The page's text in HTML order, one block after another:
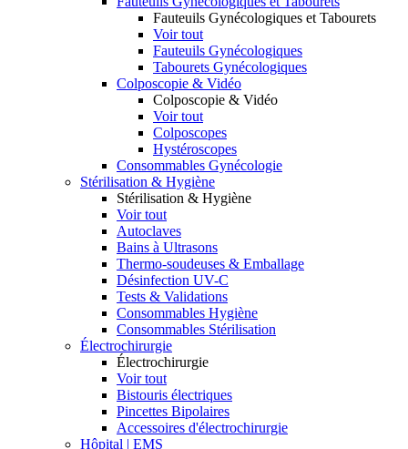
Fauteuils Gynécologiques et Tabourets
Voir tout
Fauteuils Gynécologiques
Tabourets Gynécologiques
Colposcopie & Vidéo
Colposcopie & Vidéo
Voir tout
Colposcopes
Hystéroscopes
Consommables Gynécologie
Stérilisation & Hygiène
Stérilisation & Hygiène
Voir tout
Autoclaves
Bains à Ultrasons
Thermo-soudeuses & Emballage
Désinfection UV-C
Tests & Validations
Consommables Hygiène
Consommables Stérilisation
Électrochirurgie
Électrochirurgie
Voir tout
Bistouris électriques
Pincettes Bipolaires
Accessoires d'électrochirurgie
Hôpital | EMS